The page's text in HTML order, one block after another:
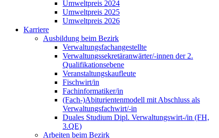
Umweltpreis 2024
Umweltpreis 2025
Umweltpreis 2026
Karriere
Ausbildung beim Bezirk
Verwaltungsfachangestellte
Verwaltungssekretäranwärter/-innen der 2.
Qualifikationsebene
Veranstaltungskaufleute
Fischwirt/in
Fachinformatiker/in
(Fach-)Abiturientenmodell mit Abschluss als
Verwaltungsfachwirt/-in
Duales Studium Dipl. Verwaltungswirt-/in (FH,
3.QE)
Arbeiten beim Bezirk